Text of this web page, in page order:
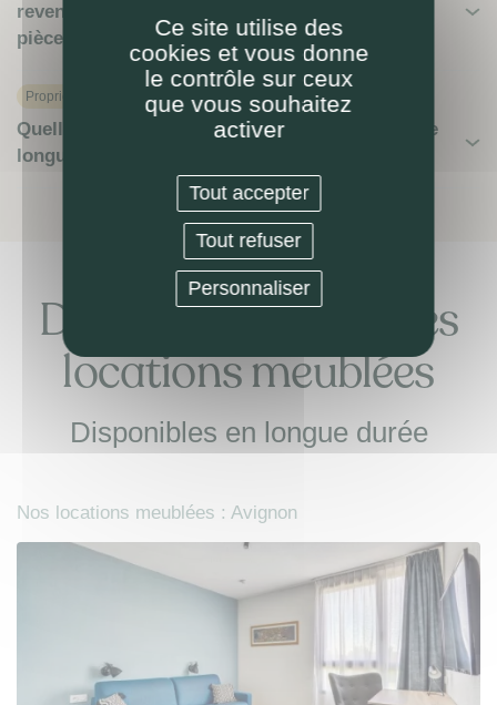
revenus locatifs en meublé (marche à suivre,
pièces à fournir, etc) ?
Proprietaire
Quelles spécificités du bail de location meublée
longue durée ?
Découvrez nos autres
locations meublées
Disponibles en longue durée
Nos locations meublées : Avignon
Ce site utilise des
cookies et vous donne
le contrôle sur ceux
que vous souhaitez
activer
Tout accepter
Tout refuser
Personnaliser